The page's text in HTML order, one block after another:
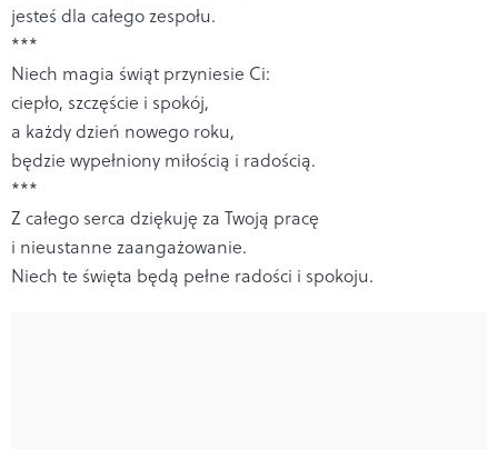
jesteś dla całego zespołu.
***
Niech magia świąt przyniesie Ci:
ciepło, szczęście i spokój,
a każdy dzień nowego roku,
będzie wypełniony miłością i radością.
***
Z całego serca dziękuję za Twoją pracę
i nieustanne zaangażowanie.
Niech te święta będą pełne radości i spokoju.